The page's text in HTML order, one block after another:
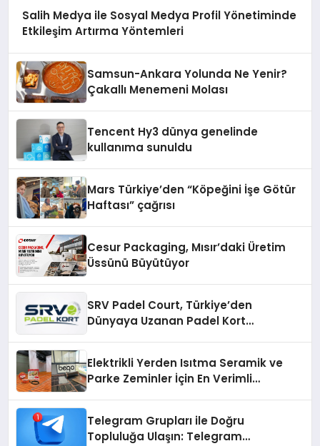
Salih Medya ile Sosyal Medya Profil Yönetiminde
Etkileşim Artırma Yöntemleri
Samsun-Ankara Yolunda Ne Yenir?
Çakallı Menemeni Molası
Tencent Hy3 dünya genelinde
kullanıma sunuldu
Mars Türkiye’den “Köpeğini İşe Götür
Haftası” çağrısı
Cesur Packaging, Mısır’daki Üretim
Üssünü Büyütüyor
SRV Padel Court, Türkiye’den
Dünyaya Uzanan Padel Kort
Elektrikli Yerden Isıtma Seramik ve
Parke Zeminler İçin En Verimli
Telegram Grupları ile Doğru
Topluluğa Ulaşın: Telegram